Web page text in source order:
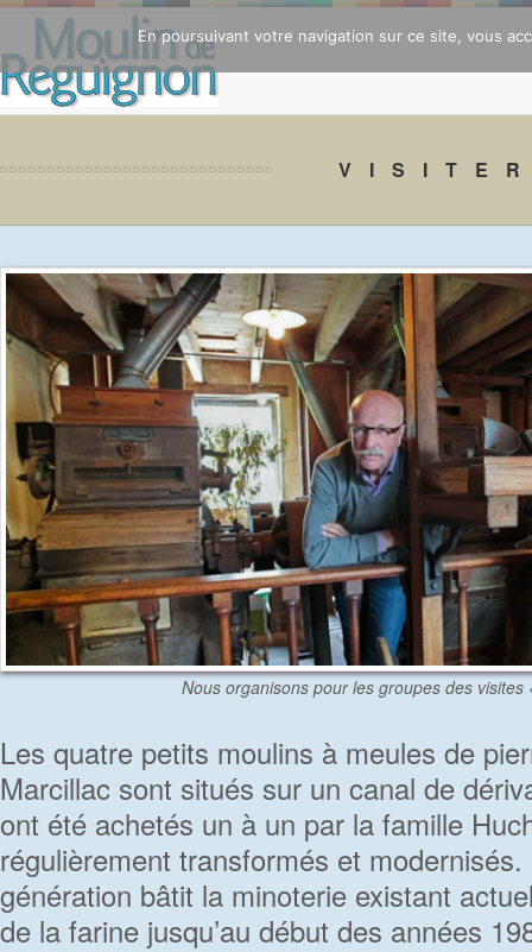
Nous organisons pour les groupes des visites
Les quatre petits moulins à meules de
Marcillac sont situés sur un canal de
ont été achetés un à un par la famille
régulièrement transformés et
génération bâtit la minoterie existant
de la farine jusqu’au début des années
En poursuivant votre navigation sur ce site, vous